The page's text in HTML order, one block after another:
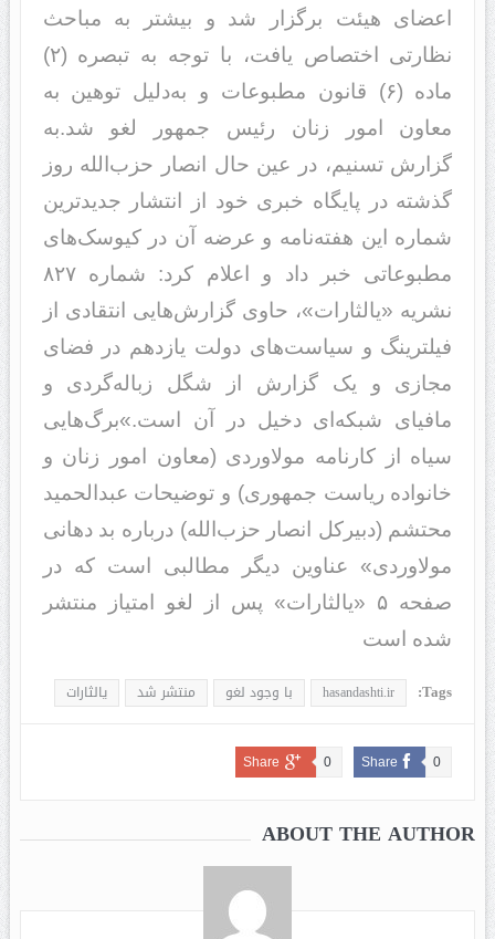
اعضای هیئت برگزار شد و بیشتر به مباحث
نظارتی اختصاص یافت، با توجه به تبصره (٢)
ماده (۶) قانون مطبوعات و به‌دلیل توهین به
معاون امور زنان رئیس جمهور لغو شد.به‌
گزارش تسنیم، در عین حال انصار حزب‌الله روز
گذشته در پایگاه خبری خود از انتشار جدیدترین
شماره این هفته‌نامه و عرضه آن در کیوسک‌های
مطبوعاتی خبر داد و اعلام کرد: شماره ۸۲۷
نشریه «یالثارات»، حاوی گزارش‌هایی انتقادی از
فیلترینگ و سیاست‌های دولت یازدهم در فضای
مجازی و یک گزارش از شگل زباله‌گردی و
مافیای شبکه‌ای دخیل در آن است.»برگ‌هایی
سیاه از کارنامه مولاوردی (معاون امور زنان و
خانواده ریاست جمهوری) و توضیحات عبدالحمید
محتشم (دبیرکل انصار حزب‌الله) درباره بد دهانی
مولاوردی» عناوین دیگر مطالبی است که در
صفحه ۵ «یالثارات» پس از لغو امتیاز منتشر
شده است
Tags:
hasandashti.ir با وجود لغو منتشر شد یالثارات
Share 0
Share 0
ABOUT THE AUTHOR